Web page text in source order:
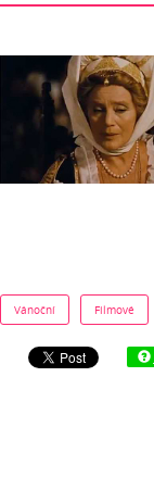
Vánoční Filmové